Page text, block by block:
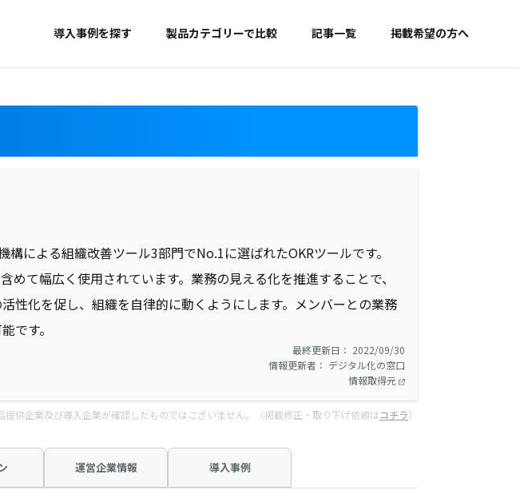
導入事例を探す 製品カテゴリーで比較 記事一覧 掲載希望の方へ
による組織改善ツール3部門でNo.1に選ばれたOKRツールです。
て幅広く使用されています。業務の見える化を推進することで、
性化を促し、組織を自律的に動くようにします。メンバーとの業務
です。
最終更新日： 2022/09/30
情報更新者： デジタル化の窓口
情報取得元
供企業及び導入企業が確認したものではございません。（掲載修正・取り下げ依頼はコチラ）
運営企業情報 導入事例